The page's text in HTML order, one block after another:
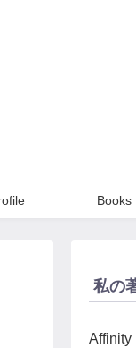
Books
私の
Affinity